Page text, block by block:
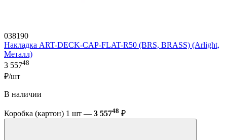
038190
Накладка ART-DECK-CAP-FLAT-R50 (BRS, BRASS) (Arlight,
Металл)
3 55748
₽/шт
В наличии
Коробка (картон) 1 шт — 3 55748 ₽